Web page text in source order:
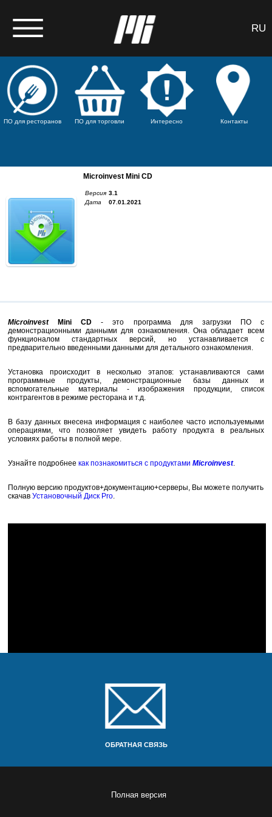
RU
ПО для ресторанов ПО для торговли Интересно Контакты
Microinvest Mini CD
Версия 3.1
Дата
07.01.2021
MicroinvestMini CD - это программа для загрузки ПО с
демонстрационными данными для ознакомления. Онаобладает всем
функционалом стандартных версий, но устанавливается с
предварительно введенными данными для детального ознакомления.
Установка происходит в несколько этапов: устанавливаются сами
программные продукты, демонстрационные базы данных и
вспомогательные материалы - изображения продукции, список
контрагентов в режиме ресторана и т.д.
В базу данных внесена информация с наиболее часто используемыми
операциями, что позволяет увидеть работу продукта в реальных
условиях работы в полной мере.
Узнайте подробнеекак познакомиться с продуктамиMicroinvest.
Полную версию продуктов+документацию+серверы, Вы можете получить
скачавУстановочный Диск Pro.
ОБРАТНАЯ СВЯЗЬ
Полная версия